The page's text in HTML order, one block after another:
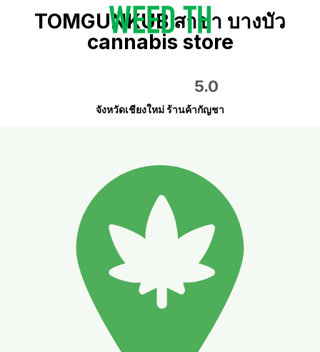
TOMGUNKUB สาขา บางบัว
cannabis store
5.0
จังหวัดเชียงใหม่ ร้านค้ากัญชา